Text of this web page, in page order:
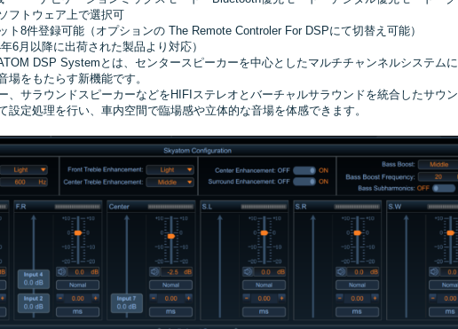
フトウェア上で選択可
ト8件登録可能（オプションの The Remote Controler For DSPにて切替え可能）
6月以降に出荷された製品より対応）
DSP Systemとは、センタースピーカーを中心としたマルチチャンネルシステムに
場をもたらす新機能です。
、サラウンドスピーカーなどをHIFIステレオとバーチャルサラウンドを統合したサウン
設定処理を行い、車内空間で臨場感や立体的な音場を体感できます。